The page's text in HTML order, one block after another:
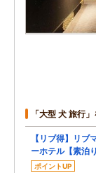
「大型 犬 旅行
【リブ得】リブ
ーホテル【素泊り
ポイントUP